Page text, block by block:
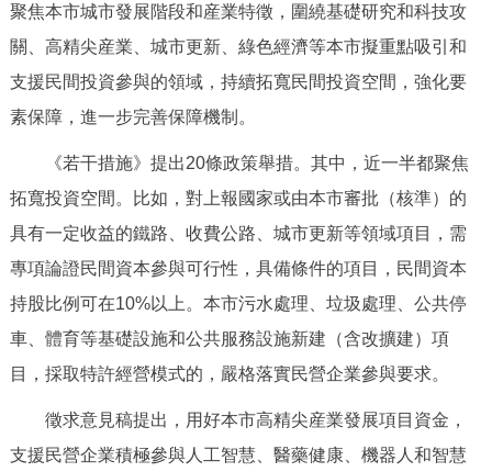
仲介服務 陽光政務
12345網上接訴即辦 我要諮詢 我要建議
參與調查 線上訪談 圖説互動
北京概況 十六區概覽 人文北京
聚焦本市城市發展階段和産業特徵，圍繞基礎研究和科技攻
關、高精尖産業、城市更新、綠色經濟等本市擬重點吸引和
支援民間投資參與的領域，持續拓寬民間投資空間，強化要
素保障，進一步完善保障機制。
《若干措施》提出20條政策舉措。其中，近一半都聚焦
拓寬投資空間。比如，對上報國家或由本市審批（核準）的
具有一定收益的鐵路、收費公路、城市更新等領域項目，需
專項論證民間資本參與可行性，具備條件的項目，民間資本
持股比例可在10%以上。本市污水處理、垃圾處理、公共停
車、體育等基礎設施和公共服務設施新建（含改擴建）項
目，採取特許經營模式的，嚴格落實民營企業參與要求。
徵求意見稿提出，用好本市高精尖産業發展項目資金，
支援民營企業積極參與人工智慧、醫藥健康、機器人和智慧